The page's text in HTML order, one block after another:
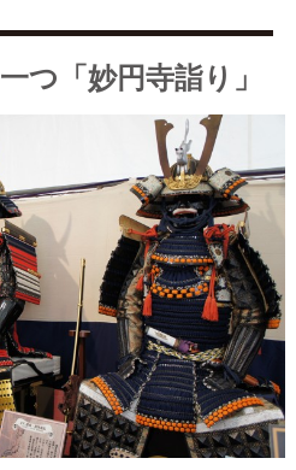
つ「妙円寺詣り」